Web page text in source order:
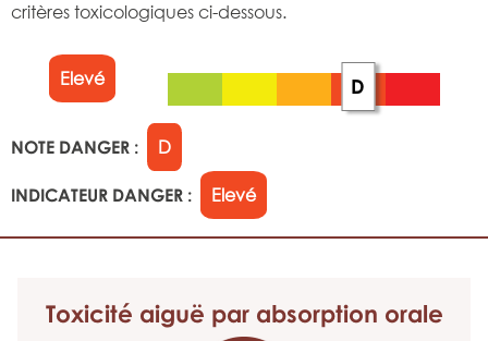
critères toxicologiques ci-dessous.
Elevé D
NOTE DANGER : D
INDICATEUR DANGER : Elevé
Toxicité aiguë par absorption orale